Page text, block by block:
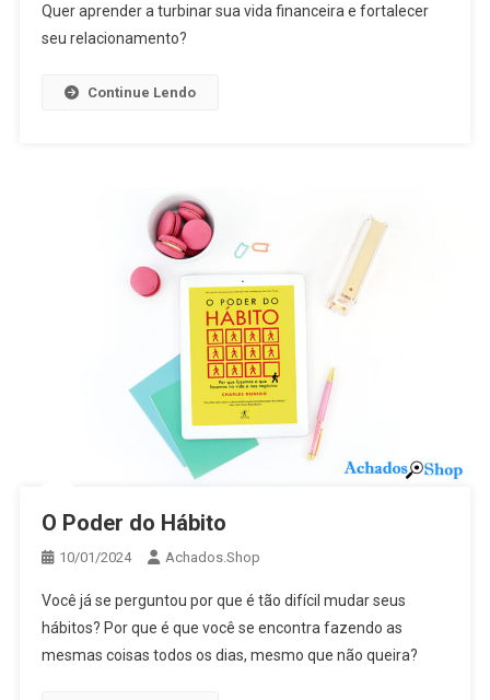
Quer aprender a turbinar sua vida financeira e fortalecer
seu relacionamento?
Continue Lendo
O Poder do Hábito
10/01/2024 Achados.Shop
Você já se perguntou por que é tão difícil mudar seus
hábitos? Por que é que você se encontra fazendo as
mesmas coisas todos os dias, mesmo que não queira?